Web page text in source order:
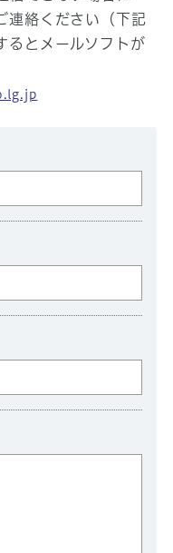
連絡ください（下記
るとメールソフトが